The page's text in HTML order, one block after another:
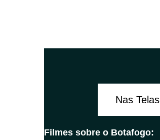
Nas Telas
Filmes sobre o Botafogo: